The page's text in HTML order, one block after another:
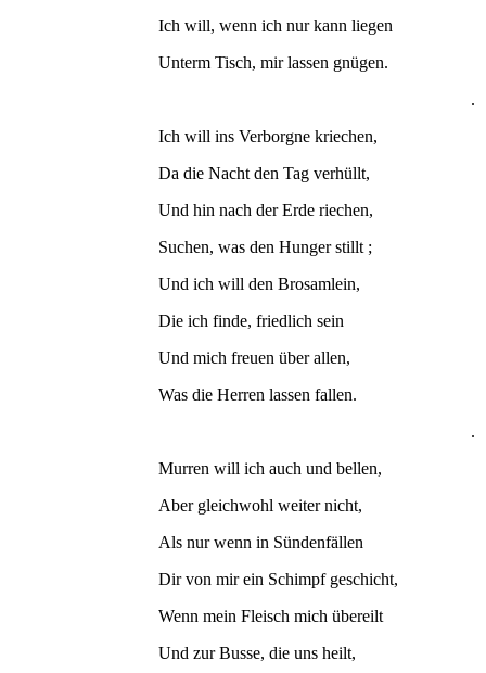
Ich will, wenn ich nur kann liegen
Unterm Tisch, mir lassen gnügen.
.
Ich will ins Verborgne kriechen,
Da die Nacht den Tag verhüllt,
Und hin nach der Erde riechen,
Suchen, was den Hunger stillt ;
Und ich will den Brosamlein,
Die ich finde, friedlich sein
Und mich freuen über allen,
Was die Herren lassen fallen.
.
Murren will ich auch und bellen,
Aber gleichwohl weiter nicht,
Als nur wenn in Sündenfällen
Dir von mir ein Schimpf geschicht,
Wenn mein Fleisch mich übereilt
Und zur Busse, die uns heilt,